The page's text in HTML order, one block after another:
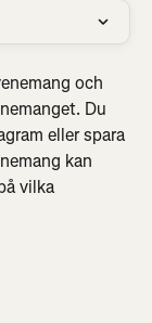
och
Du
eller spara
kan
vilka